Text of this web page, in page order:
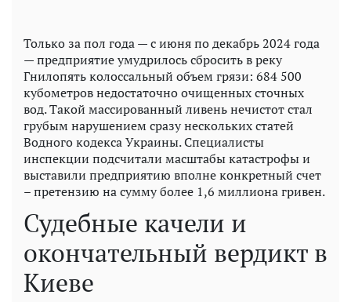
Только за пол года — с июня по декабрь 2024 года
— предприятие умудрилось сбросить в реку
Гнилопять колоссальный объем грязи: 684 500
кубометров недостаточно очищенных сточных
вод. Такой массированный ливень нечистот стал
грубым нарушением сразу нескольких статей
Водного кодекса Украины. Специалисты
инспекции подсчитали масштабы катастрофы и
выставили предприятию вполне конкретный счет
– претензию на сумму более 1,6 миллиона гривен.
Судебные качели и
окончательный вердикт в
Киеве